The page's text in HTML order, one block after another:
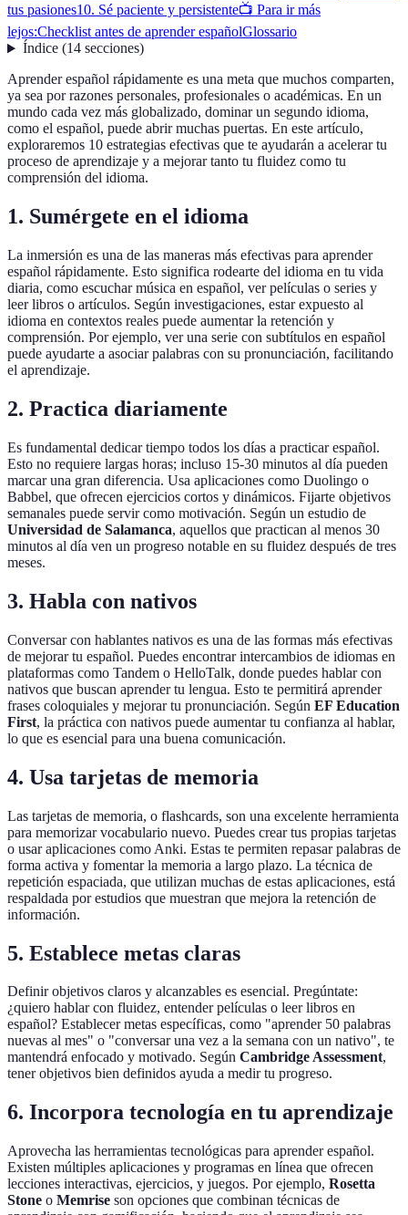
tus pasiones10. Sé paciente y persistente📺 Para ir más
lejos:Checklist antes de aprender españolGlossario
Índice(14 secciones)
Aprender español rápidamente es una meta que muchos comparten,
ya sea por razones personales, profesionales o académicas. En un
mundo cada vez más globalizado, dominar un segundo idioma,
como el español, puede abrir muchas puertas. En este artículo,
exploraremos 10 estrategias efectivas que te ayudarán a acelerar tu
proceso de aprendizaje y a mejorar tanto tu fluidez como tu
comprensión del idioma.
1. Sumérgete en el idioma
La inmersión es una de las maneras más efectivas para aprender
español rápidamente. Esto significa rodearte del idioma en tu vida
diaria, como escuchar música en español, ver películas o series y
leer libros o artículos. Según investigaciones, estar expuesto al
idioma en contextos reales puede aumentar la retención y
comprensión. Por ejemplo, ver una serie con subtítulos en español
puede ayudarte a asociar palabras con su pronunciación, facilitando
el aprendizaje.
2. Practica diariamente
Es fundamental dedicar tiempo todos los días a practicar español.
Esto no requiere largas horas; incluso 15-30 minutos al día pueden
marcar una gran diferencia. Usa aplicaciones como Duolingo o
Babbel, que ofrecen ejercicios cortos y dinámicos. Fijarte objetivos
semanales puede servir como motivación. Según un estudio de
Universidad de Salamanca, aquellos que practican al menos 30
minutos al día ven un progreso notable en su fluidez después de tres
meses.
3. Habla con nativos
Conversar con hablantes nativos es una de las formas más efectivas
de mejorar tu español. Puedes encontrar intercambios de idiomas en
plataformas como Tandem o HelloTalk, donde puedes hablar con
nativos que buscan aprender tu lengua. Esto te permitirá aprender
frases coloquiales y mejorar tu pronunciación. Según EF Education
First, la práctica con nativos puede aumentar tu confianza al hablar,
lo que es esencial para una buena comunicación.
4. Usa tarjetas de memoria
Las tarjetas de memoria, o flashcards, son una excelente herramienta
para memorizar vocabulario nuevo. Puedes crear tus propias tarjetas
o usar aplicaciones como Anki. Estas te permiten repasar palabras de
forma activa y fomentar la memoria a largo plazo. La técnica de
repetición espaciada, que utilizan muchas de estas aplicaciones, está
respaldada por estudios que muestran que mejora la retención de
información.
5. Establece metas claras
Definir objetivos claros y alcanzables es esencial. Pregúntate:
¿quiero hablar con fluidez, entender películas o leer libros en
español? Establecer metas específicas, como "aprender 50 palabras
nuevas al mes" o "conversar una vez a la semana con un nativo", te
mantendrá enfocado y motivado. Según Cambridge Assessment,
tener objetivos bien definidos ayuda a medir tu progreso.
6. Incorpora tecnología en tu aprendizaje
Aprovecha las herramientas tecnológicas para aprender español.
Existen múltiples aplicaciones y programas en línea que ofrecen
lecciones interactivas, ejercicios, y juegos. Por ejemplo, Rosetta
Stone o Memrise son opciones que combinan técnicas de